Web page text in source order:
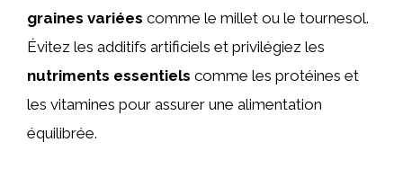
graines variées comme le millet ou le tournesol.
Évitez les additifs artificiels et privilégiez les
nutriments essentiels comme les protéines et
les vitamines pour assurer une alimentation
équilibrée.